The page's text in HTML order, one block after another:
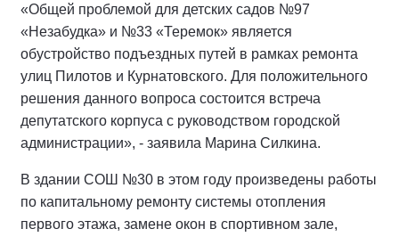
«Общей проблемой для детских садов №97
«Незабудка» и №33 «Теремок» является
обустройство подъездных путей в рамках ремонта
улиц Пилотов и Курнатовского. Для положительного
решения данного вопроса состоится встреча
депутатского корпуса с руководством городской
администрации», - заявила Марина Силкина.
В здании СОШ №30 в этом году произведены работы
по капитальному ремонту системы отопления
первого этажа, замене окон в спортивном зале,